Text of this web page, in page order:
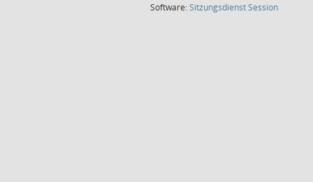
Software:SitzungsdienstSession(Wird in